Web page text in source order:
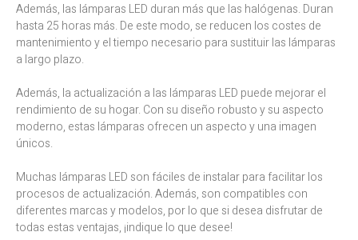
Además, las lámparas LED duran más que las halógenas. Duran
hasta 25 horas más. De este modo, se reducen los costes de
mantenimiento y el tiempo necesario para sustituir las lámparas
a largo plazo.
Además, la actualización a las lámparas LED puede mejorar el
rendimiento de su hogar. Con su diseño robusto y su aspecto
moderno, estas lámparas ofrecen un aspecto y una imagen
únicos.
Muchas lámparas LED son fáciles de instalar para facilitar los
procesos de actualización. Además, son compatibles con
diferentes marcas y modelos, por lo que si desea disfrutar de
todas estas ventajas, ¡indique lo que desee!